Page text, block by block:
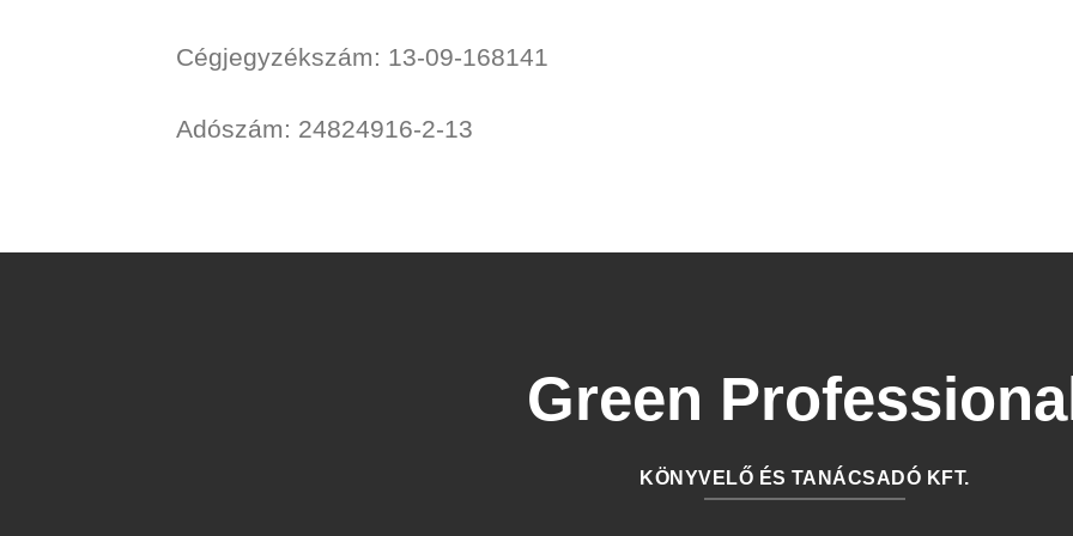
Cégjegyzékszám: 13-09-168141
Adószám: 24824916-2-13
Green
KÖNYVELŐ ÉS TANÁCSADÓ KFT.